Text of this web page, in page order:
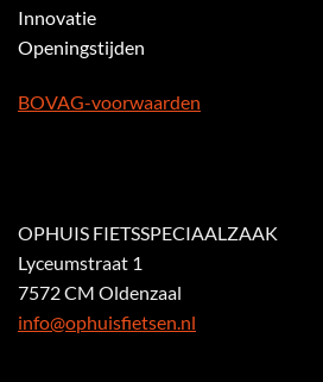
Innovatie
Openingstijden
BOVAG-voorwaarden
OPHUIS FIETSSPECIAALZAAK
Lyceumstraat 1
7572 CM Oldenzaal
info@ophuisfietsen.nl